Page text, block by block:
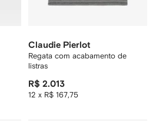
Claudie Pierlot
Regata com acabamento de
listras
R$ 2.013
12 x R$ 167,75